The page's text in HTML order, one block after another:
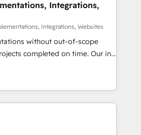
HubSpot without data loss or
to drive revenue efficiency. 🔹
HubSpot with your tech stack
27001 certified, reinforcing
security and compliance. At
Integrations,
Integrations, Websites
without out-of-scope
completed on time. Our in-
CRM architects, experts,
and marketers handles all
clients ✨
from 15+ different CRMs
5,000+ pages ✨ CS: Clients